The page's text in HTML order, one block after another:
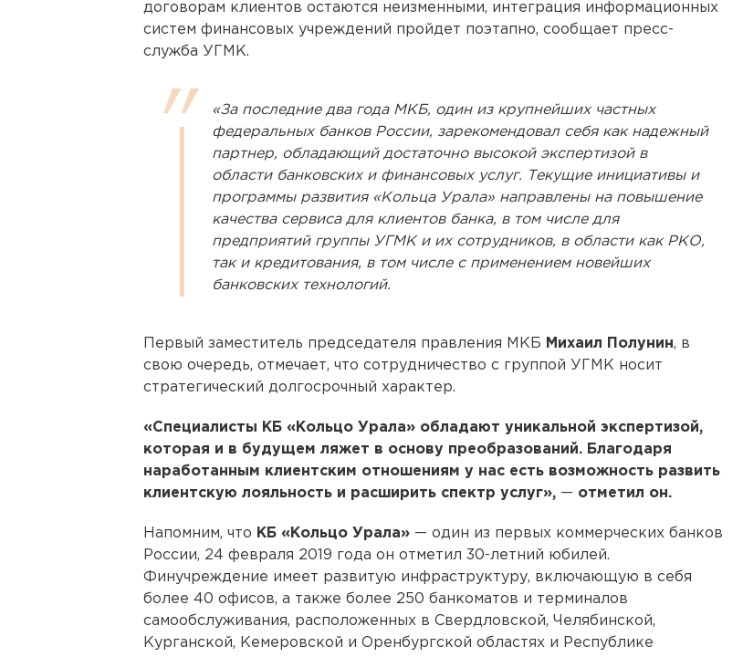
договорам клиентов остаются неизменными, интеграция информационных
систем финансовых учреждений пройдет поэтапно, сообщает пресс-
служба УГМК.
«За последние два года МКБ, один из крупнейших частных
федеральных банков России, зарекомендовал себя как надежный
партнер, обладающий достаточно высокой экспертизой в
области банковских и финансовых услуг. Текущие инициативы и
программы развития «Кольца Урала» направлены на повышение
качества сервиса для клиентов банка, в том числе для
предприятий группы УГМК и их сотрудников, в области как РКО,
так и кредитования, в том числе с применением новейших
банковских технологий.
Первый заместитель председателя правления МКБ Михаил Полунин, в
свою очередь, отмечает, что сотрудничество с группой УГМК носит
стратегический долгосрочный характер.
«Специалисты КБ «Кольцо Урала» обладают уникальной экспертизой,
которая и в будущем ляжет в основу преобразований. Благодаря
наработанным клиентским отношениям у нас есть возможность развить
клиентскую лояльность и расширить спектр услуг», — отметил он.
Напомним, что КБ «Кольцо Урала» — один из первых коммерческих банков
России, 24 февраля 2019 года он отметил 30-летний юбилей.
Финучреждение имеет развитую инфраструктуру, включающую в себя
более 40 офисов, а также более 250 банкоматов и терминалов
самообслуживания, расположенных в Свердловской, Челябинской,
Курганской, Кемеровской и Оренбургской областях и Республике